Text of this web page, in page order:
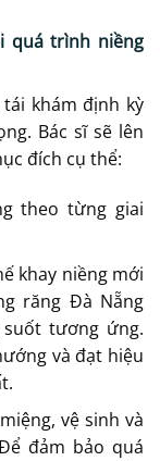
quá trình niềng
khám định kỳ
Bác sĩ sẽ lên
đích cụ thể:
theo từng giai
khay niềng mới
răng Đà Nẵng
tương ứng.
và đạt hiệu
vệ sinh và
đảm bảo quá